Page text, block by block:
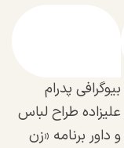
بیوگرافی پدرام
علیزاده طراح لباس
و داور برنامه «زن